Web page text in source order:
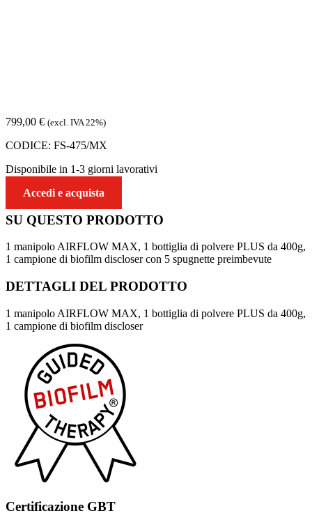
799,00 € (excl. IVA 22%)
CODICE: FS-475/MX
Disponibile in 1-3 giorni lavorativi
Accedi e acquista
SU QUESTO PRODOTTO
1 manipolo AIRFLOW MAX, 1 bottiglia di polvere PLUS da 400g,
1 campione di biofilm discloser con 5 spugnette preimbevute
DETTAGLI DEL PRODOTTO
1 manipolo AIRFLOW MAX, 1 bottiglia di polvere PLUS da 400g,
1 campione di biofilm discloser
Certificazione GBT